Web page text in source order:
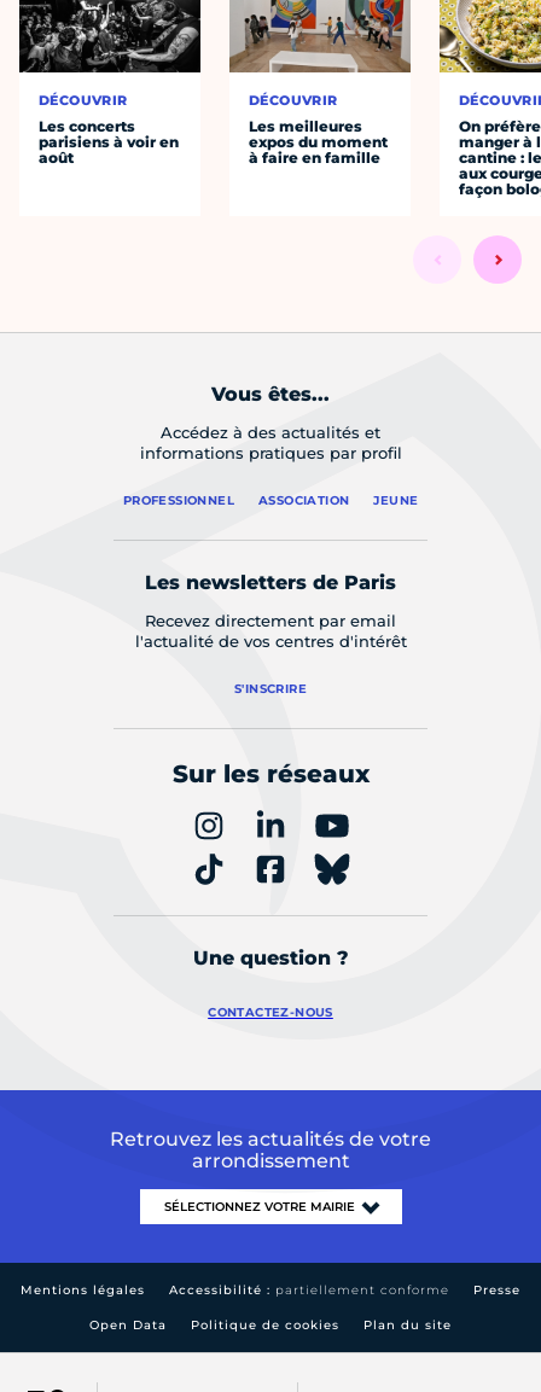
DÉCOUVRIR
Les concerts
parisiens à voir en
août
DÉCOUVRIR
Les meilleures
expos du moment
à faire en famille
On préfère
manger à
cantine :
aux
façon
Vous êtes...
Accédez à des actualités et
informations pratiques par profil
PROFESSIONNEL ASSOCIATION JEUNE
Les newsletters de Paris
Recevez directement par email
l'actualité de vos centres d'intérêt
S'INSCRIRE
Sur les réseaux
Une question ?
CONTACTEZ-NOUS
Retrouvez les actualités de votre
arrondissement
Mentions légales Accessibilité : partiellement conforme Presse
Open Data Politique de cookies Plan du site